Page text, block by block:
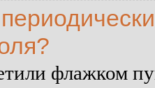
флажком